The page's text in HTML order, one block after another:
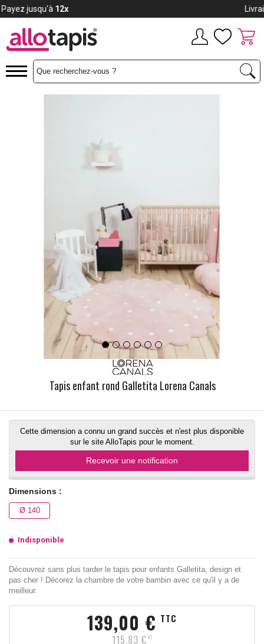
Tapis enfant rond Galletita Lorena Canals
Cette dimension a connu un grand succès et n'est plus disponible
sur le site AlloTapis pour le moment.
Recevoir une notification
Dimensions :
Ø 140
Indisponible
Découvrez sans plus tarder le tapis pour enfants Galletita, design et
pas cher ! Décorez la chambre de votre bambin avec ce qu'il y a de
meilleur.
139,00 € TTC
115,83 € HT